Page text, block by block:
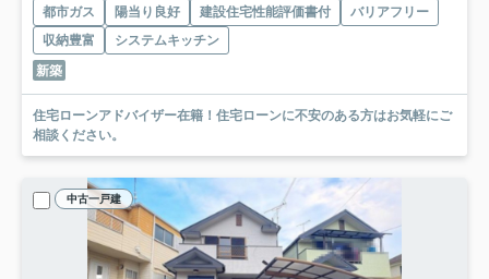
都市ガス 陽当り良好 建設住宅性能評価書付
バリアフリー
収納豊富
システムキッチン
新築
住宅ローンアドバイザー在籍！住宅ローンに不安のある方はお気軽にご
相談ください。
中古一戸建